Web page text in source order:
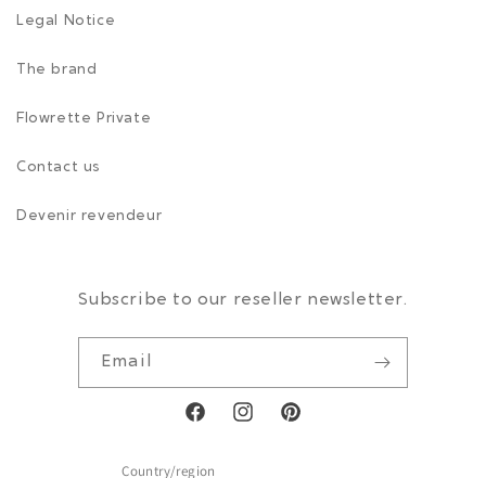
Legal Notice
The brand
Flowrette Private
Contact us
Devenir revendeur
Subscribe to our reseller newsletter.
Email
FacebookInstagramPinterest
Country/region